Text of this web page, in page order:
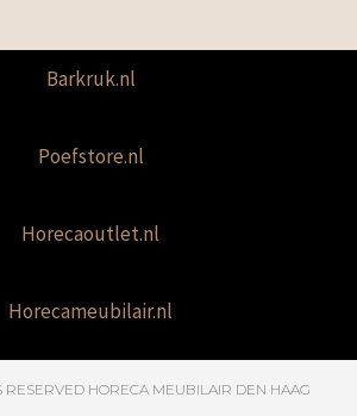
Barkruk.nl
Poefstore.nl
Horecaoutlet.nl
Horecameubilair.nl
HORECA MEUBILAIR DEN HAAG